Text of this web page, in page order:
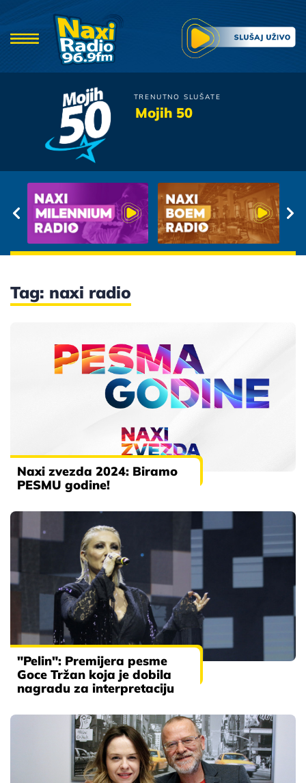
TRENUTNO SLUŠATE
Mojih 50Doris Dragovic
Tag: naxi radio
Naxi zvezda 2024: Biramo
PESMU godine!
"Pelin": Premijera pesme
Goce Tržan koja je dobila
nagradu za interpretaciju